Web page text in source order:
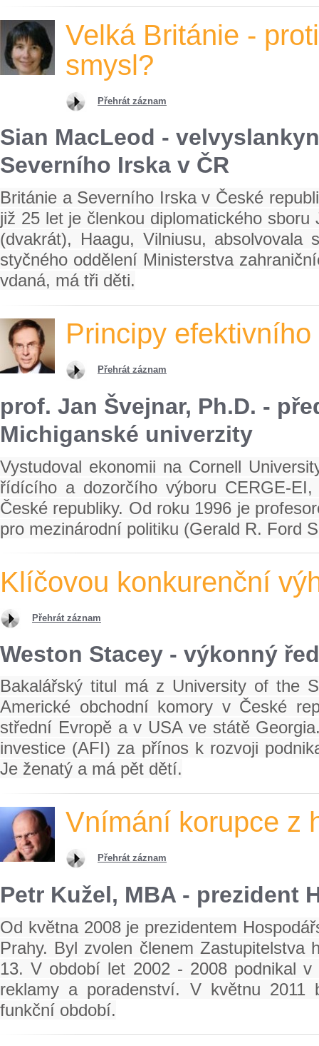
Velká Británie -
smysl?
Přehrát záznam
Sian MacLeod -
Severního Irska v ČR
Británie a Severního Irska v České
již 25 let je členkou diplomatického
(dvakrát), Haagu, Vilniusu,
styčného oddělení Ministerstva
vdaná, má tři děti.
Principy
Přehrát záznam
prof. Jan Švejnar, Ph.D. -
Michiganské univerzity
Vystudoval ekonomii na Cornell
řídícího a dozorčího výboru CERGE-
České republiky. Od roku 1996 je
pro mezinárodní politiku (Gerald R. Ford
Klíčovou konkurenční
Přehrát záznam
Weston Stacey - výkonný
Bakalářský titul má z University of the
Americké obchodní komory v České
střední Evropě a v USA ve státě
investice (AFI) za přínos k rozvoji
Je ženatý a má pět dětí.
Vnímání korupce z
Přehrát záznam
Petr Kužel, MBA - prezident
Od května 2008 je prezidentem
Prahy. Byl zvolen členem
13. V období let 2002 - 2008 podnikal
reklamy a poradenství. V květnu 2011
funkční období.